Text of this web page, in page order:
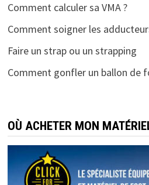
Comment calculer sa VMA ?
Comment soigner les
Faire un strap ou un strapping
Comment gonfler un ballon de
OÙ ACHETER MON